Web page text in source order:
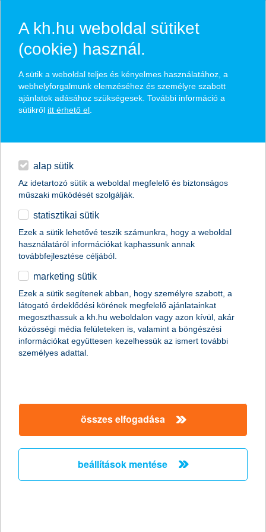
English
hírek és hivatalos
közzétételek
A legjobb kereskedelemfinanszírozási
bank címet kapta a K&H Bank
Magyarországon
A Global Finance magazin ismét a K&H Banknak ítélte a legjobb
kereskedelemfinanszírozási bank címet Magyarországon (Best
Trade Finance Provider in Hungary 2011).
A kh.hu weboldal sütiket
(cookie) használ.
A sütik a weboldal teljes és kényelmes használatához, a
webhelyforgalmunk elemzéséhez és személyre szabott
ajánlatok adásához szükségesek. További információ a
sütikről itt érhető el
alap sütik
Az idetartozó sütik a weboldal megfelelő és biztonságos
műszaki működését szolgálják.
statisztikai sütik
Ezek a sütik lehetővé teszik számunkra, hogy a weboldal
használatáról információkat kaphassunk annak
továbbfejlesztése céljából.
marketing sütik
Ezek a sütik segítenek abban, hogy személyre szabott, a
látogató érdeklődési körének megfelelő ajánlatainkat
megoszthassuk a kh.hu weboldalon vagy azon kívül, akár
közösségi média felületeken is, valamint a böngészési
információkat együttesen kezelhessük az ismert további
személyes adattal.
összes elfogadása
beállítások mentése